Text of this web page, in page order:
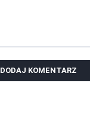
DODAJ KOMENTARZ